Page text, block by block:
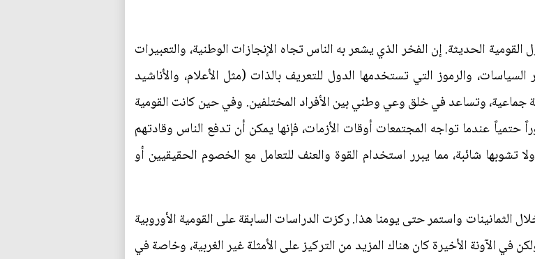
الحديثة. إن الفخر الذي يشعر به الناس تجاه الإنجازات الوطنية، والتعبيرات
والرموز التي تستخدمها الدول للتعريف بالذات (مثل الأعلام، والأناشيد
جماعية، وتساعد في خلق وعي وطني بين الأفراد المختلفين. وفي حين كانت القومية
حتمياً عندما تواجه المجتمعات أوقات الأزمات، فإنها يمكن أن تدفع الناس وقادتهم
تشوبها شائبة، مما يبرر استخدام القوة والعنف للتعامل مع الخصوم الحقيقيين أو
الثمانينات واستمر حتى يومنا هذا. ركزت الدراسات السابقة على القومية الأوروبية
في الآونة الأخيرة كان هناك المزيد من التركيز على الأمثلة غير الغربية، وخاصة في